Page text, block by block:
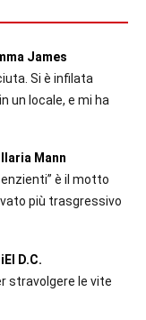
James
Si è infilata
un locale, e mi ha
Mann
è il motto
più trasgressivo
D.C.
stravolgere le vite